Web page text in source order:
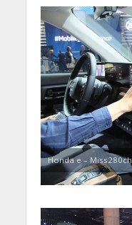
Honda e – Miss280ch